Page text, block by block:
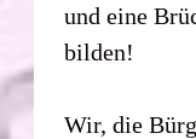
und eine
bilden!
Wir, die